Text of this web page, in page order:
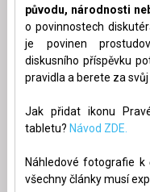
původu, národnosti
o povinnostech
je povinen
diskusního příspěvku
pravidla a berete za
Jak přidat ikonu
tabletu? Návod ZDE.
Náhledové fotografie k
všechny články musí